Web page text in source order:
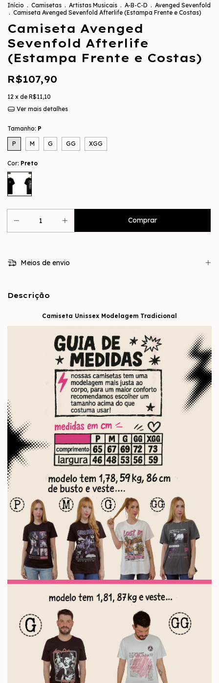
Início . Camisetas . Artistas Musicais . A-B-C-D . Avenged Sevenfold
. Camiseta Avenged Sevenfold Afterlife (Estampa Frente e Costas)
Camiseta Avenged
Sevenfold Afterlife
(Estampa Frente e Costas)
R$107,90
12 x de R$11,10
Ver mais detalhes
Tamanho: P
P M G GG XGG
Cor: Preto
Meios de envio
Descrição
Camiseta Unissex Modelagem Tradicional